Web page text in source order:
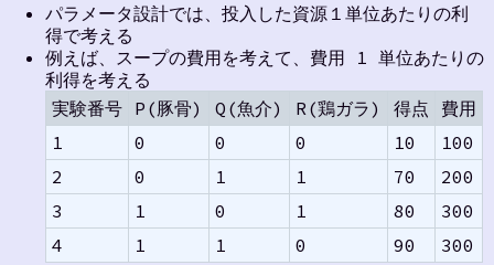
パラメータ設計では、投入した資源１単位あたりの利
得で考える
例えば、スープの費用を考えて、費用 1 単位あたりの
利得を考える
実験番号
P(豚骨) Q(魚介) R(鶏ガラ) 得点
費用
1
0 0 0 10
100
2
0 1 1 70
200
3
1 0 1 80
300
4
1 1 0 90
300